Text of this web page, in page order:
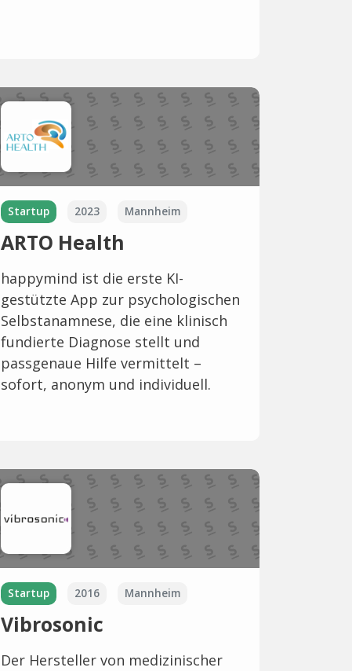
Startup 2023 Mannheim
ARTO Health
happymind ist die erste KI-
gestützte App zur psychologischen
Selbstanamnese, die eine klinisch
fundierte Diagnose stellt und
passgenaue Hilfe vermittelt –
sofort, anonym und individuell.
Startup 2016 Mannheim
Vibrosonic
Der Hersteller von medizinischer